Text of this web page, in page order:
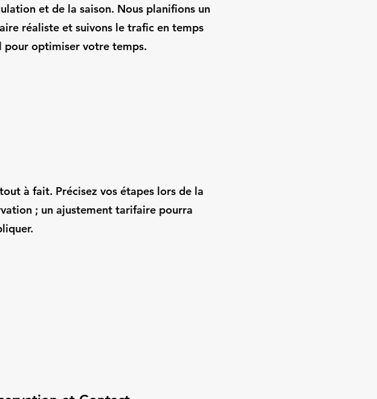
et de la saison. Nous planifions un
réaliste et suivons le trafic en temps
pour optimiser votre temps.
à fait. Précisez vos étapes lors de la
; un ajustement tarifaire pourra